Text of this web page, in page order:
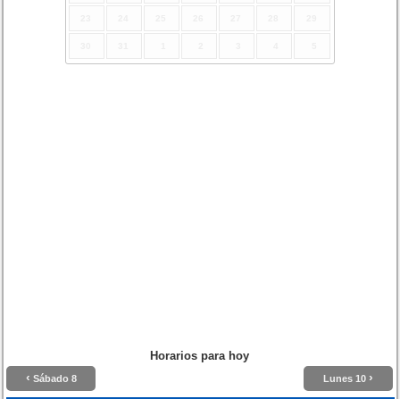
Horarios para hoy
‹ Sábado 8 Lunes 10 ›